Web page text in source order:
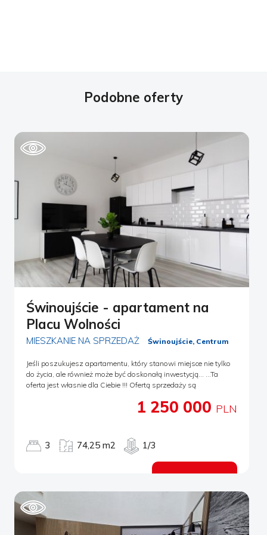
Podobne oferty
Świnoujście - apartament na
Placu Wolności
MIESZKANIE NA SPRZEDAŻ Świnoujście, Centrum
Jeśli poszukujesz apartamentu, który stanowi miejsce nie tylko
do życia, ale również może być doskonałą inwestycją... ...Ta
oferta jest własnie dla Ciebie !!! Ofertą sprzedaży są
kuchennym, dwóch sypialni oraz łazienki z wc. Dodatkowym
miasta. Pełne umeblowanie. Wideodomofon. Internet oraz TV
kablowa. Promenada w odległości 1 km. Park Zdrojowy 400 m.
Zdjęcia mają charakter przypadkowy i różnią się w
POW. (M2) CENA CENA ZA M2 BEZ SCHOWKÓW/STRYCHÓW
PIĘTRO ILOŚĆ POKOI POMIESZ. PRZYNALEŻNE 4 51.92
980,000.00 18,875.19 1 3 3.71 2 69.00 1 250 000,00 18,115.94 1
3 5,25 10 52.93 980,000.00 18,515.02 2 3 6.55 8 68.76
1 250 000 PLN
3 74,25 m2 1/3